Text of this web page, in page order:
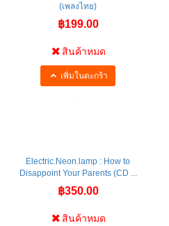
(เพลงไทย)
฿199.00
สินค้าหมด
เพิ่มในตะกร้า
Electric.Neon.lamp : How to
Disappoint Your Parents (CD ...
฿350.00
สินค้าหมด